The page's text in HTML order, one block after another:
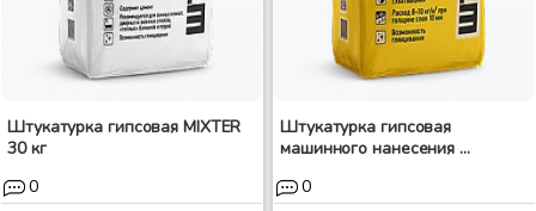
Штукатурка гипсовая MIXTER
30 кг
0
Штукатурка гипсовая
машинного нанесения ...
0